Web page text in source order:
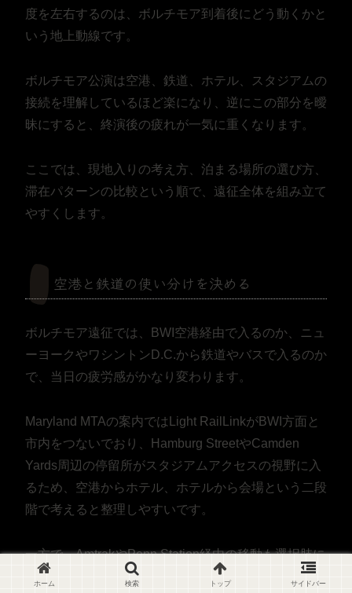
度を左右するのは、ボルチモア到着後にどう動くかと
いう地上動線です。
ボルチモア公演は空港、鉄道、ホテル、スタジアムの
接続を理解しているほど楽になり、逆にこの部分を曖
昧にすると、終演後の疲れが一気に重くなります。
ここでは、現地入りの考え方、泊まる場所の選び方、
滞在パターンの比較という順で、遠征全体を組み立て
やすくします。
空港と鉄道の使い分けを決める
ボルチモア遠征では、BWI空港経由で入るのか、ニュ
ーヨークやワシントンD.C.から鉄道やバスで入るのか
で、当日の疲労感がかなり変わります。
Maryland MTAの案内ではLight RailLinkがBWI方面と
市内をつないでおり、Hamburg StreetやCamden
Yards周辺の停留所がスタジアムアクセスの視野に入
るため、空港からホテル、ホテルから会場という二段
階で考えると整理しやすいです。
一方で、AmtrakやPenn Station経由の移動も選択肢に
なり、東海岸を周遊する人には便利ですが、終演後に
ホーム 検索 トップ サイドバー